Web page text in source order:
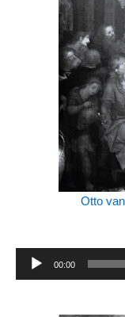
Otto
Audio-
00:00